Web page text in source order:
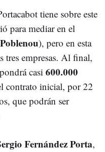
tiene sobre este
para mediar en el
Poblenou), pero en esta
empresas. Al final,
casi 600.000
contrato inicial, por 22
que podrán ser
Fernández Porta,